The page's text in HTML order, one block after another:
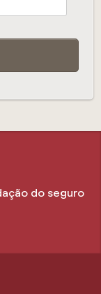
do seguro